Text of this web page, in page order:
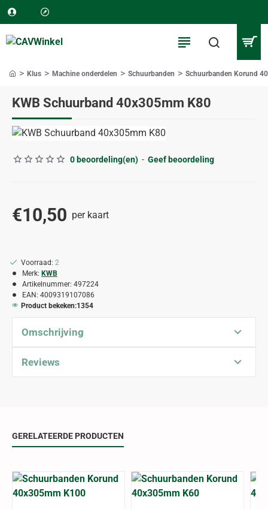
KWB Schuurband 40x305mm K80
Klus Machine onderdelen Schuurbanden Schuurbanden Korund
0 beoordeling(en) - Geef beoordeling
€10,50 per kaart
Voorraad: 2
Merk: KWB
Artikelnummer: 497224
EAN: 4009319107086
Product bekeken:1354
Omschrijving
Reviews
GERELATEERDE PRODUCTEN